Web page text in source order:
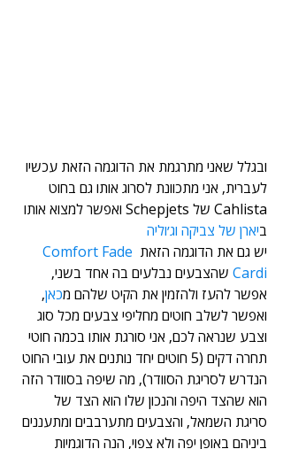
ובגלל שאני מתרגמת את הדוגמה הזאת עכשיו
לעברית, אני מתכוונת לסרוג אותו גם בחוט
Cahlista של Schepjets ואפשר למצוא אותו
ביארן של צביקה וג׳וליה
יש גם את הדוגמה הזאת Comfort Fade
Cardi שהצבעים נבלעים בה אחד בשני,
אפשר להעז ולהזמין את הקיט שלהם מכאן,
ואפשר לשלב חוטים מחליפי צבעים מכל סוג
וצבע שנראה לכם, אני סורגת אותו בכמה חוטי
תחרה דקים (5 חוטים יחד נותנים את עובי החוט
הנדרש לסריגת הסוודר), מה שיפה בסוודר הזה
הוא שהצד היפה והנכון שלו הוא הצד של
סריגת השמאל, והצבעים מתערבבים ומתעננים
ביניהם באופן יפה ולא צפוי, הנה הדוגמיות